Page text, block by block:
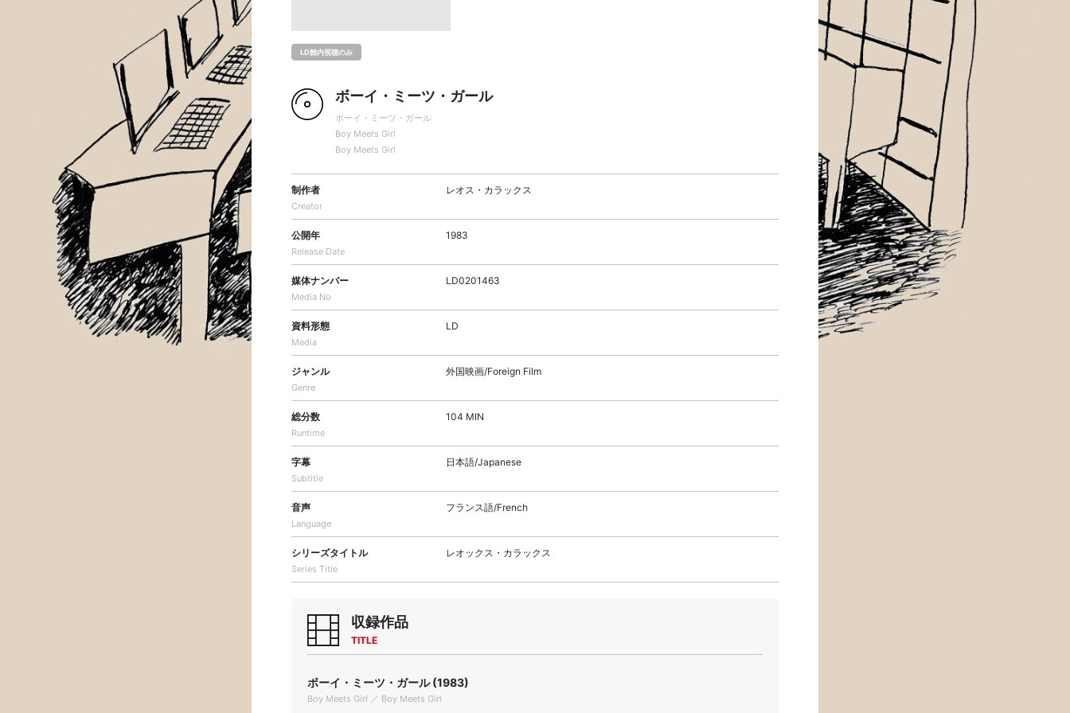
LD館内視聴のみ
ボーイ・ミーツ・ガール
ボーイ・ミーツ・ガール
Boy Meets Girl
Boy Meets Girl
制作者
Creator
レオス・カラックス
公開年
Release Date
1983
媒体ナンバー
Media No
LD0201463
資料形態
Media
LD
ジャンル
Genre
外国映画/Foreign Film
総分数
Runtime
104 MIN
字幕
Subtitle
日本語/Japanese
音声
Language
フランス語/French
シリーズタイトル
Series Title
レオックス・カラックス
収録作品
TITLE
ボーイ・ミーツ・ガール (1983)
Boy Meets Girl ／ Boy Meets Girl